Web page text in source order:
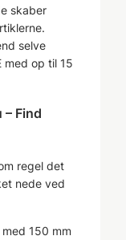
skaber
selve
med op til 15
Find
regel det
nede ved
150 mm